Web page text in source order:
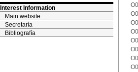
Interest Information
Main website
Secretaría
Bibliografía